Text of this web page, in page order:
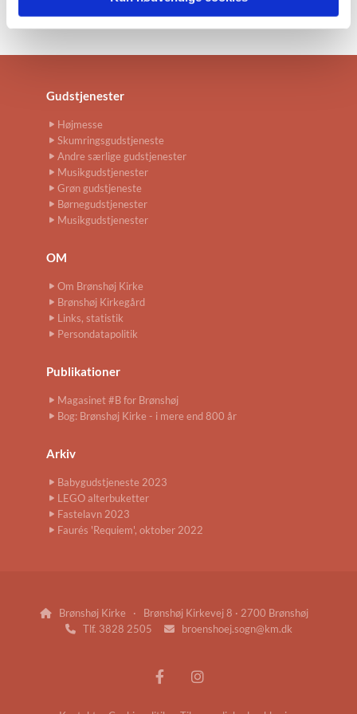
Gudstjenester
Højmesse
Skumringsgudstjeneste
Andre særlige gudstjenester
Musikgudstjenester
Grøn gudstjeneste
Børnegudstjenester
Musikgudstjenester
OM
Om Brønshøj Kirke
Brønshøj Kirkegård
Links, statistik
Persondatapolitik
Publikationer
Magasinet #B for Brønshøj
Bog: Brønshøj Kirke - i mere end 800 år
Arkiv
Babygudstjeneste 2023
LEGO alterbuketter
Fastelavn 2023
Faurés 'Requiem', oktober 2022
Brønshøj Kirke · Brønshøj Kirkevej 8 · 2700 Brønshøj
Tlf. 3828 2505 broenshoej.sogn@km.dk